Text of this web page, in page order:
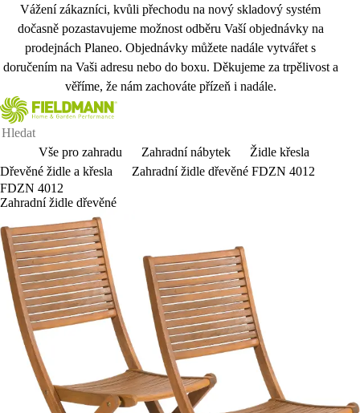
Vážení zákazníci, kvůli přechodu na nový skladový systém
dočasně pozastavujeme možnost odběru Vaší objednávky na
prodejnách Planeo. Objednávky můžete nadále vytvářet s
doručením na Vaši adresu nebo do boxu. Děkujeme za trpělivost a
věříme, že nám zachováte přízeň i nadále.
Vše pro zahradu Zahradní nábytek
Židle křesla
Dřevěné židle a křesla
Zahradní židle dřevěné FDZN 4012
FDZN 4012
Zahradní židle dřevěné